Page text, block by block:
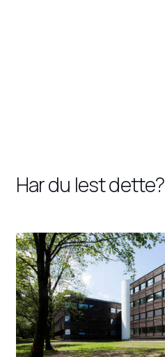
Har du lest dette?